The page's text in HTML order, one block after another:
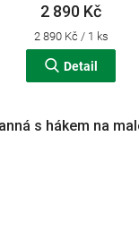
2 890 Kč
Měrná
cena:
2 890 Kč / 1 ks
Detail
s hákem na